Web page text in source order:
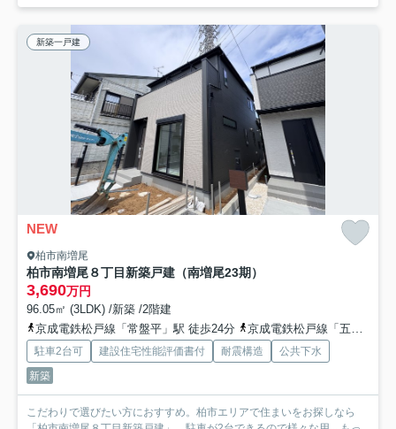
新築一戸建
NEW
柏市南増尾
柏市南増尾８丁目新築戸建（南増尾23期）
3,690万円
96.05㎡ (3LDK) /新築 /2階建
京成電鉄松戸線「常盤平」駅 徒歩24分
京成電鉄松戸線「五香」駅 徒歩24分
駐車2台可 建設住宅性能評価書付 耐震構造
公共下水
新築
こだわりで選びたい方におすすめ。柏市エリアで住まいをお探しなら